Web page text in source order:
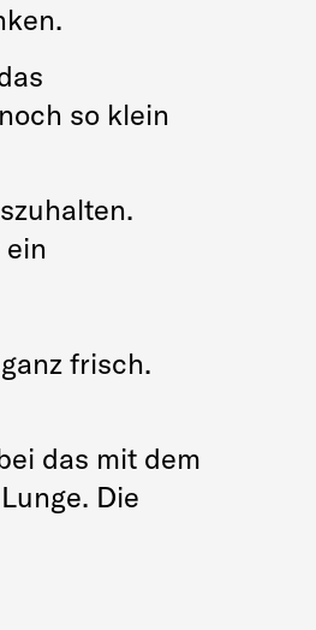
so klein
frisch.
das mit dem
Die